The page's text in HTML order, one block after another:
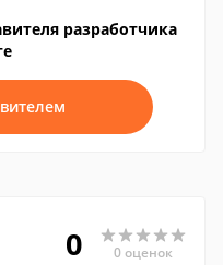
разработчика
0 0 оценок